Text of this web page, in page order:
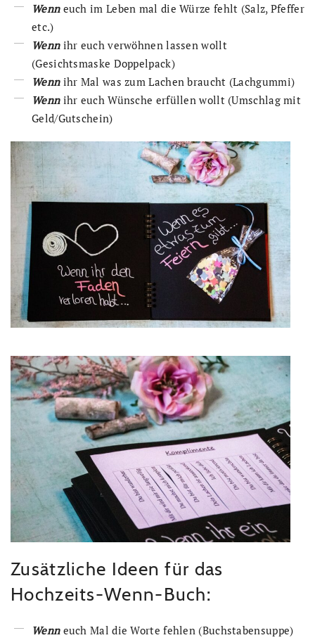
Wenneuch im Leben mal die Würze fehlt (Salz, Pfeffer
etc.)
Wennihr euch verwöhnen lassen wollt
(Gesichtsmaske Doppelpack)
Wennihr Mal was zum Lachen braucht (Lachgummi)
Wennihr euch Wünsche erfüllen wollt (Umschlag mit
Geld/Gutschein)
Zusätzliche Ideen für das
Hochzeits-Wenn-Buch:
Wenneuch Mal die Worte fehlen (Buchstabensuppe)